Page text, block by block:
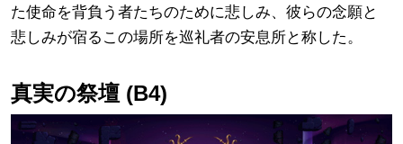
た使命を背負う者たちのために悲しみ、彼らの念願と
悲しみが宿るこの場所を巡礼者の安息所と称した。
真実の祭壇 (B4)